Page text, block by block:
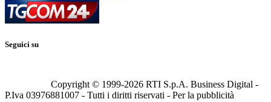
Seguici su
Copyright © 1999-2026 RTI S.p.A. Business Digital -
P.Iva 03976881007 - Tutti i diritti riservati - Per la pubblicità